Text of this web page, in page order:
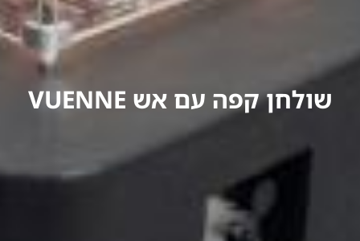
שולחן קפה עם אש VUENNE